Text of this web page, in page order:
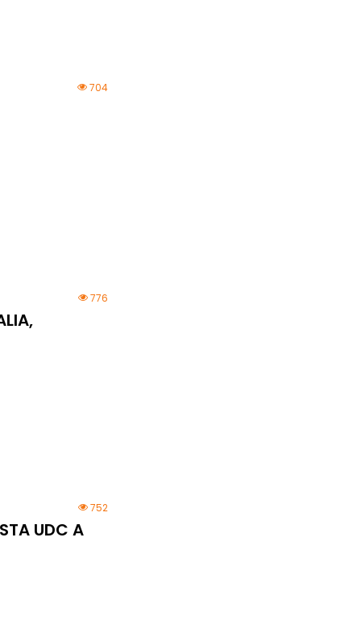
704
776
752
UDC A